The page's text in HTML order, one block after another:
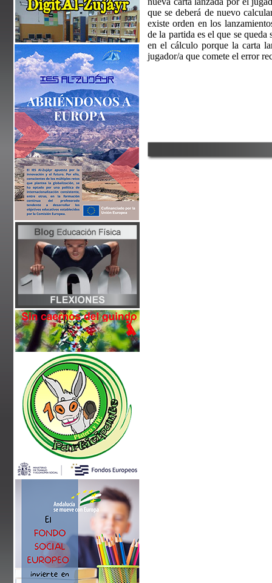
que se deberá de nuevo
existe orden en los
de la partida es el que se
en el cálculo porque la carta
jugador/a que comete el error